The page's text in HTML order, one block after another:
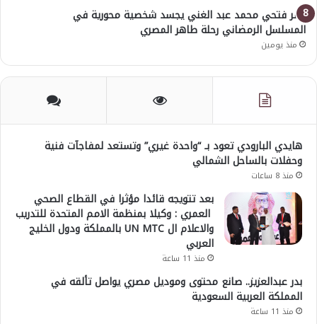
عمر فتحي محمد عبد الغني يجسد شخصية محورية في
المسلسل الرمضاني رحلة طاهر المصري
منذ يومين
هايدي البارودي تعود بـ “واحدة غيري” وتستعد لمفاجآت فنية
وحفلات بالساحل الشمالي
منذ 8 ساعات
بعد تتويجه قائدا مؤثرا في القطاع الصحي
العمري : وكيلا بمنظمة الامم المتحدة للتدريب
والاعلام ال UN MTC بالمملكة ودول الخليج
العربي
منذ 11 ساعة
بدر عبدالعزيز.. صانع محتوى وموديل مصري يواصل تألقه في
المملكة العربية السعودية
منذ 11 ساعة